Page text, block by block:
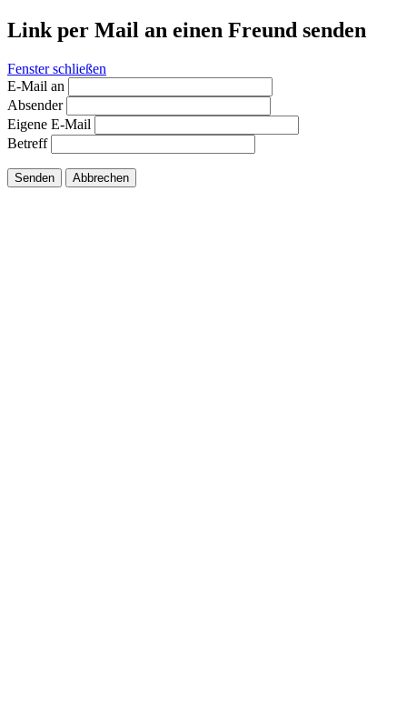
Link per Mail an einen Freund senden
Fenster schließen
E-Mail an
Absender
Eigene E-Mail
Betreff
Senden Abbrechen